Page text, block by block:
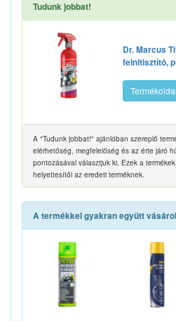
Tudunk jobbat!
Dr. Marcus
felnitisztító,
A "Tudunk jobbat!" ajánlóban szereplő
elérhetőség, megfelelőség és az érte járó
pontozásával választjuk ki. Ezek a
helyettesítői az eredeti terméknek.
A termékkel gyakran együtt